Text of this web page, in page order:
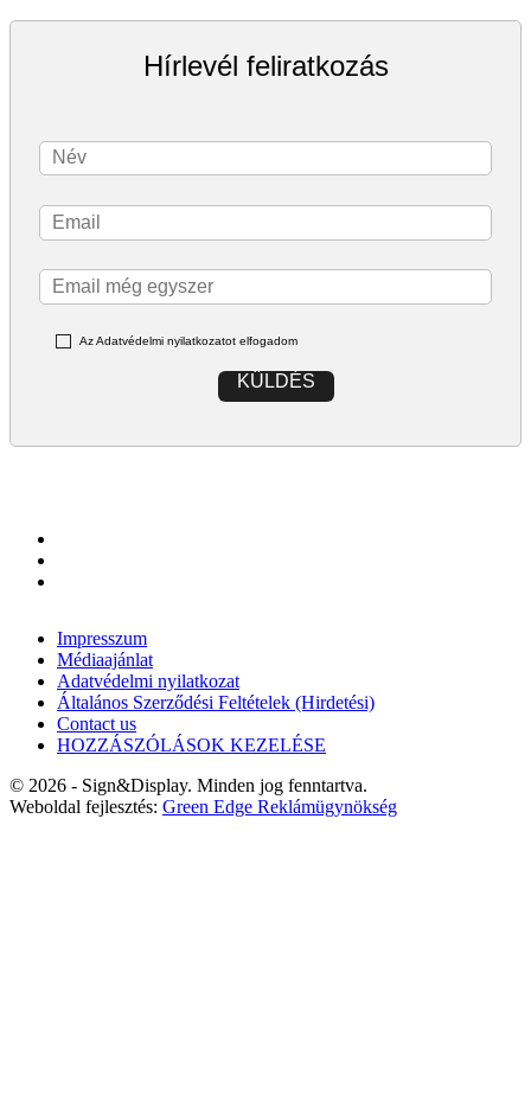
Hírlevél feliratkozás
Az Adatvédelmi nyilatkozatot elfogadom
KÜLDÉS
Impresszum
Médiaajánlat
Adatvédelmi nyilatkozat
Általános Szerződési Feltételek (Hirdetési)
Contact us
HOZZÁSZÓLÁSOK KEZELÉSE
© 2026 - Sign&Display. Minden jog fenntartva.
Weboldal fejlesztés: Green Edge Reklámügynökség